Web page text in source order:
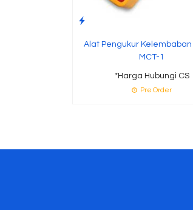
Alat Pengukur Kelembaban
MCT-1
*Harga Hubungi CS
Pre Order